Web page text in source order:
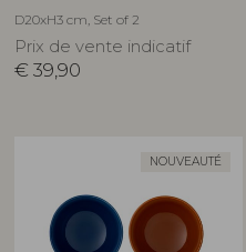
D20xH3 cm, Set of 2
Prix de vente indicatif
€ 39,90
NOUVEAUTÉ